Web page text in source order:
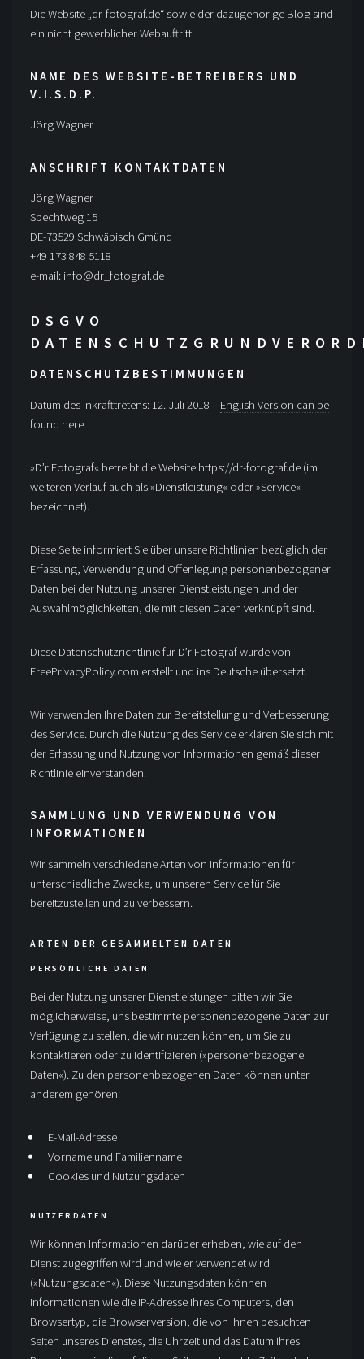
Die Website „dr-fotograf.de“ sowie der dazugehörige Blog sind
ein nicht gewerblicher Webauftritt.
NAME DES WEBSITE-BETREIBERS UND
V.I.S.D.P.
Jörg Wagner
ANSCHRIFT KONTAKTDATEN
Jörg Wagner
Spechtweg 15
DE-73529 Schwäbisch Gmünd
+49 173 848 5118
e-mail: info@dr_fotograf.de
DSGVO
DATENSCHUTZBESTIMMUNGEN
Datum des Inkrafttretens: 12. Juli 2018 – English Version can be
found here
»D’r Fotograf« betreibt die Website https://dr-fotograf.de (im
weiteren Verlauf auch als »Dienstleistung« oder »Service«
bezeichnet).
Diese Seite informiert Sie über unsere Richtlinien bezüglich der
Erfassung, Verwendung und Offenlegung personenbezogener
Daten bei der Nutzung unserer Dienstleistungen und der
Auswahlmöglichkeiten, die mit diesen Daten verknüpft sind.
Diese Datenschutzrichtlinie für D’r Fotograf wurde von
FreePrivacyPolicy.com erstellt und ins Deutsche übersetzt.
Wir verwenden Ihre Daten zur Bereitstellung und Verbesserung
des Service. Durch die Nutzung des Service erklären Sie sich mit
der Erfassung und Nutzung von Informationen gemäß dieser
Richtlinie einverstanden.
SAMMLUNG UND VERWENDUNG VON
INFORMATIONEN
Wir sammeln verschiedene Arten von Informationen für
unterschiedliche Zwecke, um unseren Service für Sie
bereitzustellen und zu verbessern.
ARTEN DER GESAMMELTEN DATEN
PERSÖNLICHE DATEN
Bei der Nutzung unserer Dienstleistungen bitten wir Sie
möglicherweise, uns bestimmte personenbezogene Daten zur
Verfügung zu stellen, die wir nutzen können, um Sie zu
kontaktieren oder zu identifizieren (»personenbezogene
Daten«). Zu den personenbezogenen Daten können unter
anderem gehören:
E-Mail-Adresse
Vorname und Familienname
Cookies und Nutzungsdaten
NUTZERDATEN
Wir können Informationen darüber erheben, wie auf den
Dienst zugegriffen wird und wie er verwendet wird
(»Nutzungsdaten«). Diese Nutzungsdaten können
Informationen wie die IP-Adresse Ihres Computers, den
Browsertyp, die Browserversion, die von Ihnen besuchten
Seiten unseres Dienstes, die Uhrzeit und das Datum Ihres